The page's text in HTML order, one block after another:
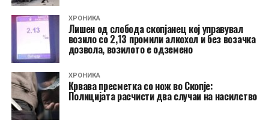
ХРОНИКА
Лишен од слобода скопјанец кој управувал
возило со 2,13 промили алкохол и без возачка
дозвола, возилото е одземено
ХРОНИКА
Крвава пресметка со нож во Скопје:
Полицијата расчисти два случаи на насилство